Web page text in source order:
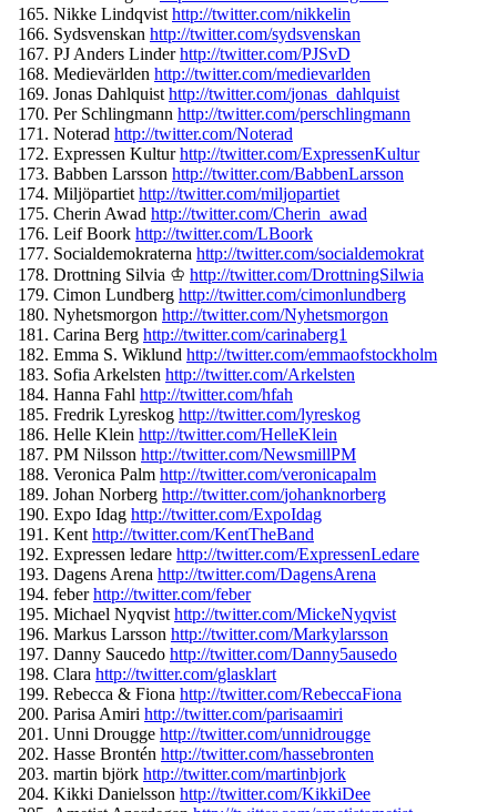
Nikke Lindqvist http://twitter.com/nikkelin
Sydsvenskan http://twitter.com/sydsvenskan
PJ Anders Linderhttp://twitter.com/PJSvD
Medievärlden http://twitter.com/medievarlden
Jonas Dahlquist http://twitter.com/jonas_dahlquist
Per Schlingmann http://twitter.com/perschlingmann
Noterad http://twitter.com/Noterad
Expressen Kulturhttp://twitter.com/ExpressenKultur
Babben Larsson http://twitter.com/BabbenLarsson
Miljöpartiet http://twitter.com/miljopartiet
Cherin Awad http://twitter.com/Cherin_awad
Leif Boork http://twitter.com/LBoork
Socialdemokraterna http://twitter.com/socialdemokrat
Drottning Silvia ♔ http://twitter.com/DrottningSilwia
Cimon Lundberg http://twitter.com/cimonlundberg
Nyhetsmorgon http://twitter.com/Nyhetsmorgon
Carina Berg http://twitter.com/carinaberg1
Emma S. Wiklund http://twitter.com/emmaofstockholm
Sofia Arkelsten http://twitter.com/Arkelsten
Hanna Fahl http://twitter.com/hfah
Fredrik Lyreskog http://twitter.com/lyreskog
Helle Klein http://twitter.com/HelleKlein
PM Nilsson http://twitter.com/NewsmillPM
Veronica Palm http://twitter.com/veronicapalm
Johan Norberg http://twitter.com/johanknorberg
Expo Idag http://twitter.com/ExpoIdag
Kent http://twitter.com/KentTheBand
Expressen ledare http://twitter.com/ExpressenLedare
Dagens Arena http://twitter.com/DagensArena
feberhttp://twitter.com/feber
Michael Nyqvist http://twitter.com/MickeNyqvist
Markus Larsson http://twitter.com/Markylarsson
Danny Saucedo http://twitter.com/Danny5ausedo
Clara http://twitter.com/glasklart
Rebecca & Fiona http://twitter.com/RebeccaFiona
Parisa Amiri http://twitter.com/parisaamiri
Unni Drougge http://twitter.com/unnidrougge
Hasse Brontén http://twitter.com/hassebronten
martin björk http://twitter.com/martinbjork
Kikki Danielsson http://twitter.com/KikkiDee